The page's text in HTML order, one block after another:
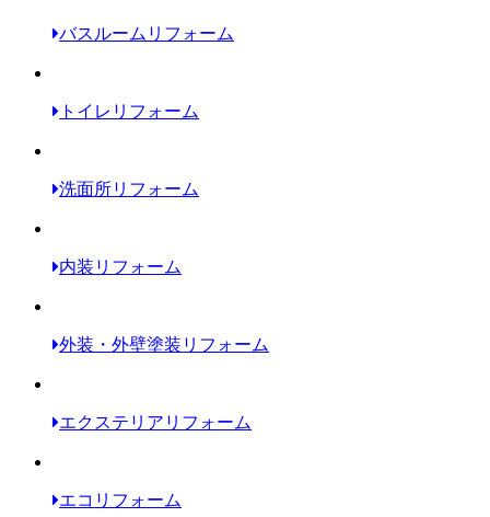
バスルームリフォーム
トイレリフォーム
洗面所リフォーム
内装リフォーム
外装・外壁塗装リフォーム
エクステリアリフォーム
エコリフォーム